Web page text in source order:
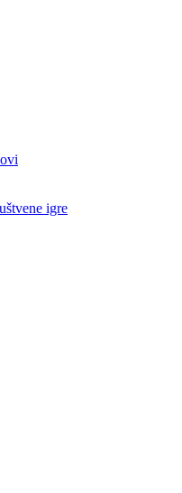
igre